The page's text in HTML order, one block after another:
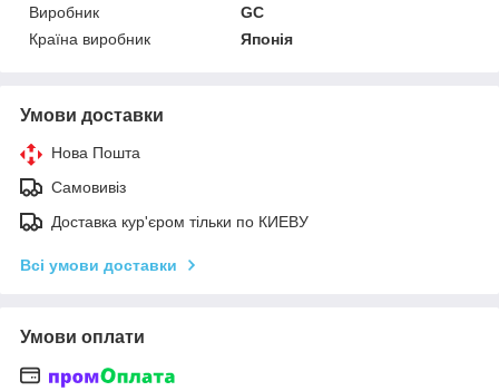
Виробник
GС
Країна виробник
Японія
Умови доставки
Нова Пошта
Самовивіз
Доставка кур'єром тільки по КИЕВУ
Всі умови доставки
Умови оплати